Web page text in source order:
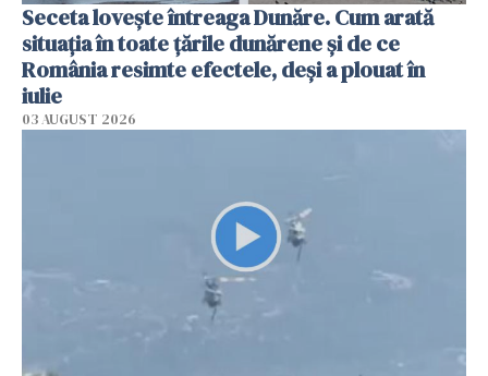
Seceta lovește întreaga Dunăre. Cum arată
situația în toate țările dunărene și de ce
România resimte efectele, deși a plouat în
iulie
03 AUGUST 2026